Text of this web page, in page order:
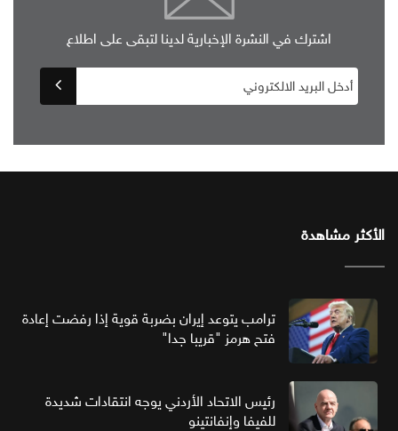
اشترك في النشرة الإخبارية لدينا لتبقى على اطلاع
الأكثر مشاهدة
ترامب يتوعد إيران بضربة قوية إذا رفضت إعادة
فتح هرمز "قريبا جدا"
رئيس الاتحاد الأردني يوجه انتقادات شديدة
للفيفا وإنفانتينو